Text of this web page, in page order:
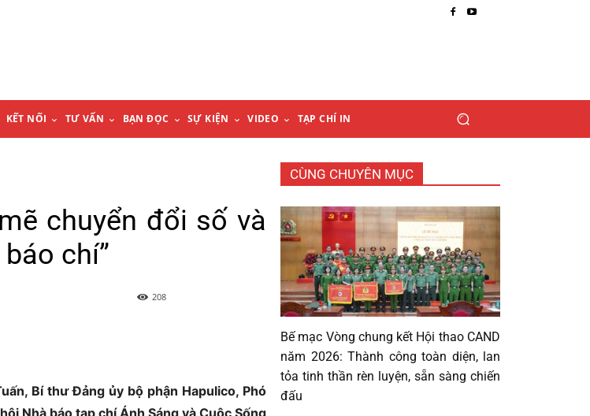
KẾT NỐI TƯ VẤN BẠN ĐỌC SỰ KIỆN VIDEO TẠP CHÍ IN
chuyển đổi số và
chí”
208
Bí thư Đảng ủy bộ phận Hapulico, Phó
CÙNG CHUYÊN MỤC
Bế mạc Vòng chung kết Hội thao CAND
năm 2026: Thành công toàn diện, lan
tỏa tinh thần rèn luyện, sẵn sàng chiến
đấu